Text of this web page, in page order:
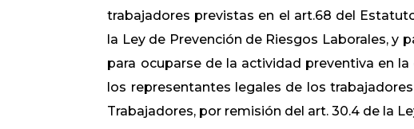
trabajadores previstas en el art.68 del
la Ley de Prevención de Riesgos Laborales, y
para ocuparse de la actividad preventiva en
los representantes legales de los
Trabajadores, por remisión del art. 30.4 de la